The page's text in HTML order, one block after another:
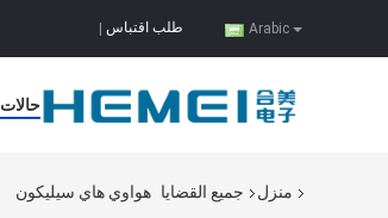
Arabic طلب اقتباس
حالات
منزل جميع القضايا هواوي هاي سيليكون